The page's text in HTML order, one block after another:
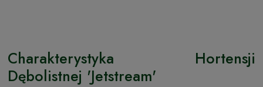
Charakterystyka Hortensji
Dębolistnej 'Jetstream'